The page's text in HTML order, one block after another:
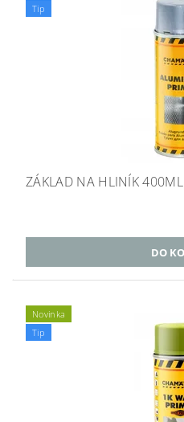
Tip
ZÁKLAD NA HLINÍK 400ML
Novinka
Tip